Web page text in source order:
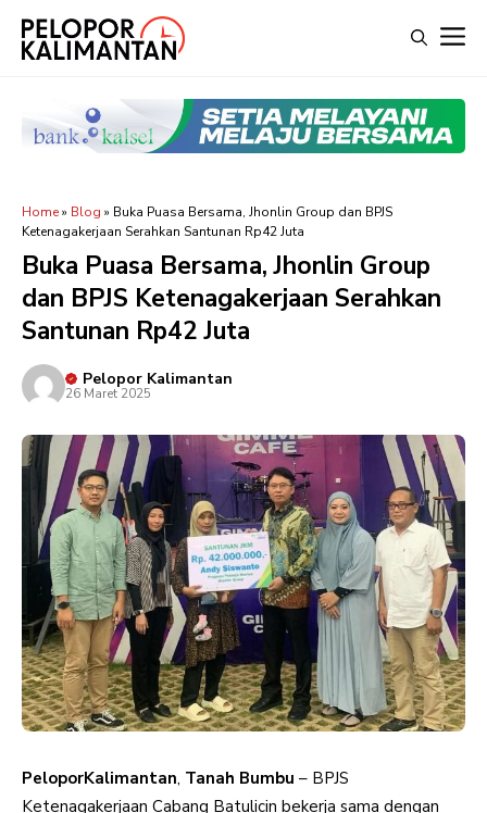
Home» Blog » Buka Puasa Bersama, Jhonlin Group dan BPJS
Ketenagakerjaan Serahkan Santunan Rp42 Juta
Buka Puasa Bersama, Jhonlin Group
dan BPJS Ketenagakerjaan Serahkan
Santunan Rp42 Juta
Pelopor Kalimantan
26 Maret 2025
PeloporKalimantan, Tanah Bumbu – BPJS
Ketenagakerjaan Cabang Batulicin bekerja sama dengan